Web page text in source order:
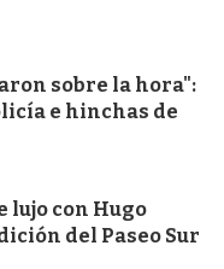
sobre la hora":
e hinchas de
lujo con Hugo
del Paseo Sur